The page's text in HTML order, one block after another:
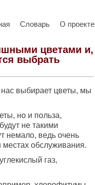
Словарь О проекте
цветами и,
выбрать
выбирает цветы, мы
но и польза,
не такими
немало, ведь очень
местах обслуживания.
газ,